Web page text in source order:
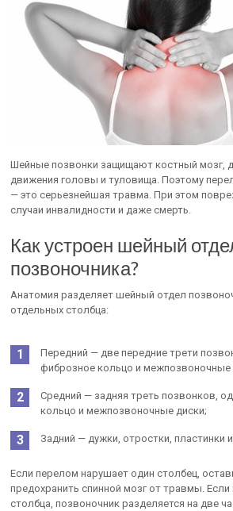
Шейные позвонки защищают костный мозг,
движения головы и туловища. Поэтому
— это серьезнейшая травма. При этом
случаи инвалидности и даже смерть.
Как устроен шейный
позвоночника?
Анатомия разделяет шейный отдел
отдельных столбца:
Передний — две передние трети
фиброзное кольцо и межпозвоночные
Средний — задняя треть позвонков,
кольцо и межпозвоночные диски;
Задний — дужки, отростки, пластинки
Если перелом нарушает один столбец,
предохранить спинной мозг от травмы.
столбца, позвоночник разделяется на две